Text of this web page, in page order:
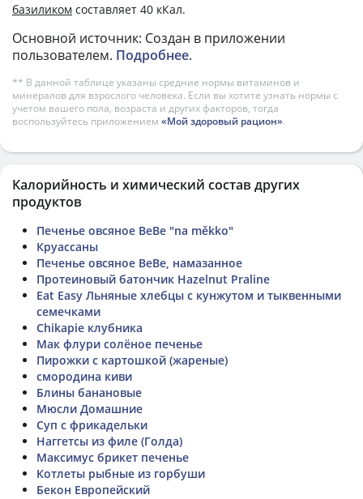
базиликом составляет 40 кКал.
Основной источник: Создан в приложении
пользователем. Подробнее.
** В данной таблице указаны средние нормы витаминов и
минералов для взрослого человека. Если вы хотите узнать нормы с
учетом вашего пола, возраста и других факторов, тогда
воспользуйтесь приложением «Мой здоровый рацион».
Калорийность и химический состав других
продуктов
Печенье овсяное BeBe "na měkko"
Круассаны
Печенье овсяное BeBe, намазанное
Протеиновый батончик Hazelnut Praline
Eat Easy Льняные хлебцы с кунжутом и тыквенными
семечками
Chikapie клубника
Мак флури солёное печенье
Пирожки с картошкой (жареные)
смородина киви
Блины банановые
Мюсли Домашние
Суп с фрикадельки
Наггетсы из филе (Голда)
Максимус брикет печенье
Котлеты рыбные из горбуши
Бекон Европейский